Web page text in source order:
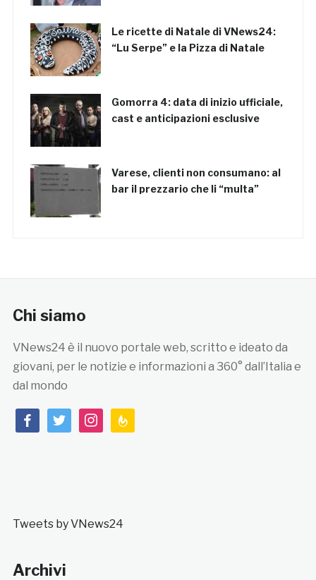
Le ricette di Natale di VNews24:
“Lu Serpe” e la Pizza di Natale
Gomorra 4: data di inizio ufficiale,
cast e anticipazioni esclusive
Varese, clienti non consumano: al
bar il prezzario che li “multa”
Chi siamo
VNews24 è il nuovo portale web, scritto e ideato da
giovani, per le notizie e informazioni a 360° dall’Italia e
dal mondo
facebooktwitterinstagramfeedburner
Tweets by VNews24
Archivi